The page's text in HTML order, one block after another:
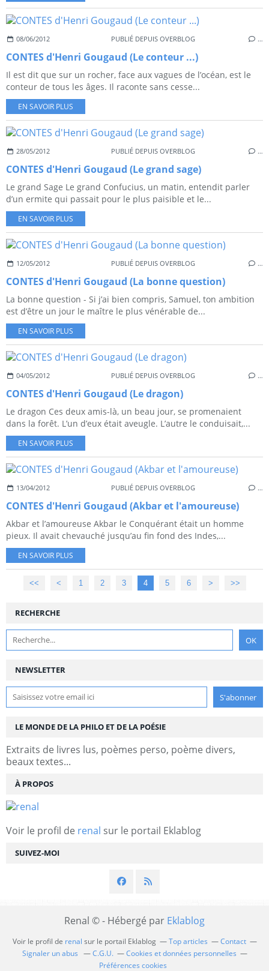
08/06/2012 PUBLIÉ DEPUIS OVERBLOG …
CONTES d'Henri Gougaud (Le conteur ...)
Il est dit que sur un rocher, face aux vagues de l’océan, est le
conteur de tous les âges. Il raconte sans cesse...
EN SAVOIR PLUS
28/05/2012 PUBLIÉ DEPUIS OVERBLOG …
CONTES d'Henri Gougaud (Le grand sage)
Le grand Sage Le grand Confucius, un matin, entendit parler
d’un ermite qui passait pour le plus paisible et le...
EN SAVOIR PLUS
12/05/2012 PUBLIÉ DEPUIS OVERBLOG …
CONTES d'Henri Gougaud (La bonne question)
La bonne question - Si j’ai bien compris, Samuel, ton ambition
est d’être un jour le maître le plus vénérable de...
EN SAVOIR PLUS
04/05/2012 PUBLIÉ DEPUIS OVERBLOG …
CONTES d'Henri Gougaud (Le dragon)
Le dragon Ces deux amis-là, un beau jour, se promenaient
dans la forêt. L’un d’eux était aveugle. L’autre le conduisait,...
EN SAVOIR PLUS
13/04/2012 PUBLIÉ DEPUIS OVERBLOG …
CONTES d'Henri Gougaud (Akbar et l'amoureuse)
Akbar et l’amoureuse Akbar le Conquérant était un homme
pieux. Il avait chevauché jusqu’au fin fond des Indes,...
EN SAVOIR PLUS
<< < 1 2 3 4 5 6 > >>
NEWSLETTER
SUIVEZ-MOI
RECHERCHE
LE MONDE DE LA PHILO ET DE LA POÉSIE
Extraits de livres lus, poèmes perso, poème divers,
beaux textes...
À PROPOS
Voir le profil de renal sur le portail Eklablog
Renal © - Hébergé par Eklablog
Voir le profil de renal sur le portail Eklablog Top articles
Contact
Signaler un abus
C.G.U.
Cookies et données personnelles
Préférences cookies